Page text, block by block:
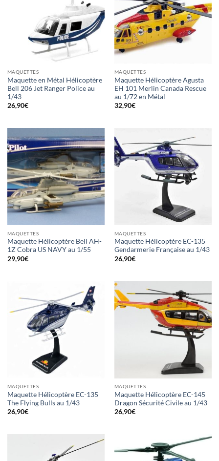
MAQUETTES
Maquette en Métal Hélicoptère
Bell 206 Jet Ranger Police au
1/43
26,90€
MAQUETTES
Maquette Hélicoptère Agusta
EH 101 Merlin Canada Rescue
au 1/72 en Métal
32,90€
MAQUETTES
Maquette Hélicoptère Bell AH-
1Z Cobra US NAVY au 1/55
29,90€
MAQUETTES
Maquette Hélicoptère EC-135
Gendarmerie Française au 1/43
26,90€
MAQUETTES
Maquette Hélicoptère EC-135
The Flying Bulls au 1/43
26,90€
MAQUETTES
Maquette Hélicoptère EC-145
Dragon Sécurité Civile au 1/43
26,90€